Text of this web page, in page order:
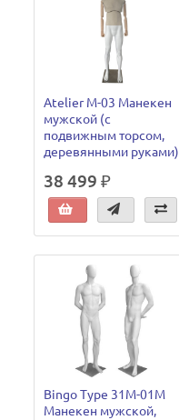
Atelier M-03 Манекен
мужской (с
подвижным торсом,
деревянными руками)
38 499 ₽
Bingo Type 31M-01M
Манекен мужской,